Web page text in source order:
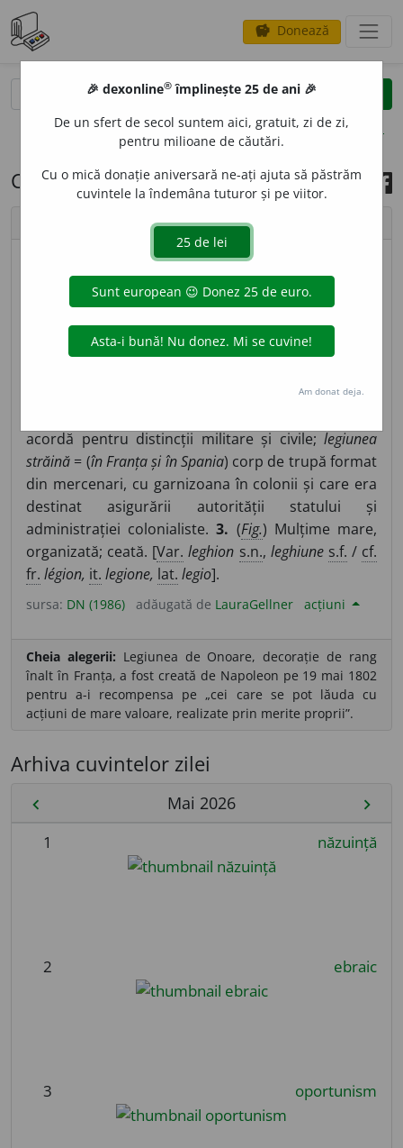
savings Donează
opțiuni
Cuvântul zilei, 19 mai 2026
© imagine Addell Design
NE s.f. 1.Unitate militară romană compusă
din aproximativ 6000 de oameni (infanteriști și
Legiunea de onoare
acordă pentru distincții militare și civile; legiunea
străină = (în Franța și în Spania) corp de trupă format
din mercenari, cu garnizoana în colonii și care era
destinat asigurării autorității statului și
administrației colonialiste.3. (Fig.) Mulțime mare,
organizată; ceată. [Var. leghion s.n., leghiune s.f. / cf.
fr. légion, it. legione, lat. legio].
sursa: DN (1986) adăugată de LauraGellner acțiuni
Cheia alegerii: Legiunea de Onoare, decorație de rang
înalt în Franța, a fost creată de Napoleon pe 19 mai 1802
pentru a-i recompensa pe „cei care se pot lăuda cu
acțiuni de mare valoare, realizate prin merite proprii”.
Arhiva cuvintelor zilei
chevron_left Mai 2026 chevron_right
1 năzuință
2 ebraic
3 oportunism
🎉 dexonline® împlinește 25 de ani 🎉
De un sfert de secol suntem aici, gratuit, zi de zi,
pentru milioane de căutări.
Cu o mică donație aniversară ne-ați ajuta să păstrăm
cuvintele la îndemâna tuturor și pe viitor.
Am donat deja.